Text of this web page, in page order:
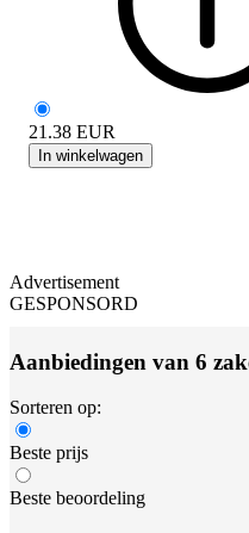
21.38 EUR
In winkelwagen
Advertisement
GESPONSORD
Aanbiedingen van 6
Sorteren op:
Beste prijs
Beste beoordeling